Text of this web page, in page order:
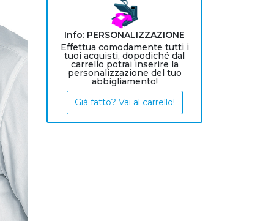
Info: PERSONALIZZAZIONE
Effettua comodamente tutti i
tuoi acquisti, dopodiché dal
carrello potrai inserire la
personalizzazione del tuo
abbigliamento!
Già fatto? Vai al carrello!